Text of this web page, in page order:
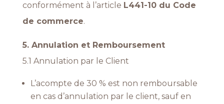
conformément à l’article L441-10 du Code
de commerce.
5. Annulation et Remboursement
5.1 Annulation par le Client
L’acompte de 30 % est non remboursable
en cas d’annulation par le client, sauf en